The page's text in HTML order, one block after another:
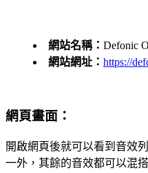
網站名稱： Defonic
網站網址： https://
網頁畫面：
開啟網頁後就可以看到音效
一外，其餘的音效都可以混